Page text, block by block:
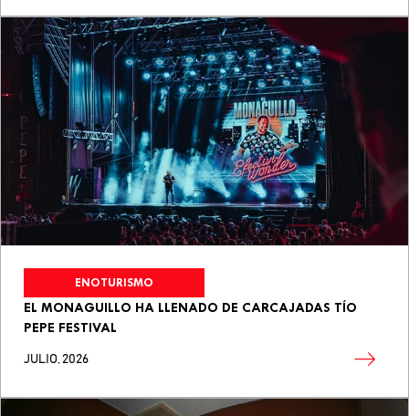
ENOTURISMO
EL MONAGUILLO HA LLENADO DE CARCAJADAS TÍO
PEPE FESTIVAL
JULIO, 2026